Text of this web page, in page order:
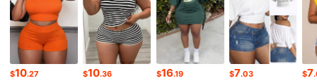
4.78 630K Seguidores
4.78 630K Seguidores
$10.27 $10.36 $16.19 $7.03 $7